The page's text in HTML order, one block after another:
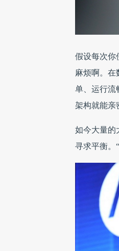
假设每次你
麻烦啊。在
单、运行流
架构就能亲
如今大量的
寻求平衡。